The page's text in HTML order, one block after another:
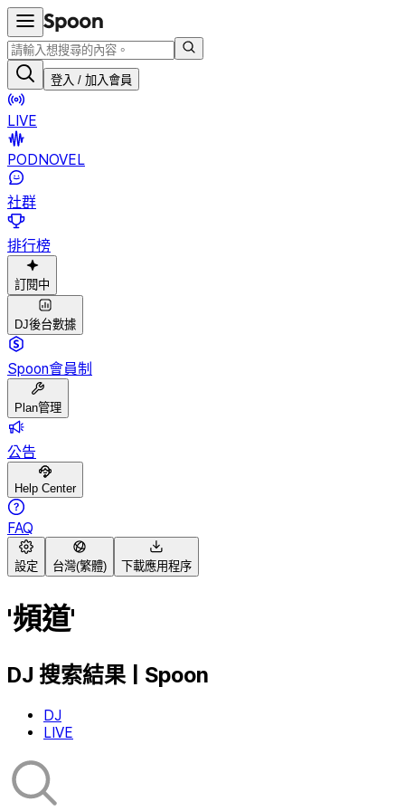
登入 / 加入會員
LIVE
PODNOVEL
社群
排行榜
訂閱中
DJ後台數據
Spoon會員制
Plan管理
公告
Help Center
FAQ
設定 台灣(繁體) 下載應用程序
'頻道'
DJ 搜索結果 | Spoon
DJ
LIVE